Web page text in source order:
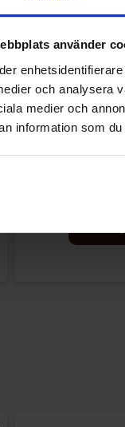
använder
och analysera
medier och
information som